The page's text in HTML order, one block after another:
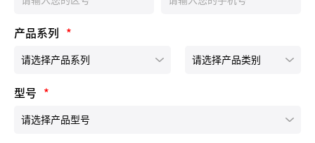
产品系列 *
型号 *